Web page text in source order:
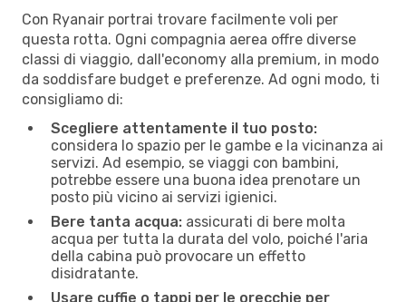
Con Ryanair portrai trovare facilmente voli per
questa rotta. Ogni compagnia aerea offre diverse
classi di viaggio, dall'economy alla premium, in modo
da soddisfare budget e preferenze. Ad ogni modo, ti
consigliamo di:
Scegliere attentamente il tuo posto:
considera lo spazio per le gambe e la vicinanza ai
servizi. Ad esempio, se viaggi con bambini,
potrebbe essere una buona idea prenotare un
posto più vicino ai servizi igienici.
Bere tanta acqua: assicurati di bere molta
acqua per tutta la durata del volo, poiché l'aria
della cabina può provocare un effetto
disidratante.
Usare cuffie o tappi per le orecchie per